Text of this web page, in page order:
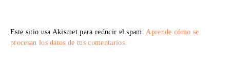
Este sitio usa Akismet para reducir el spam.Aprende cómo se
procesan los datos de tus comentarios.